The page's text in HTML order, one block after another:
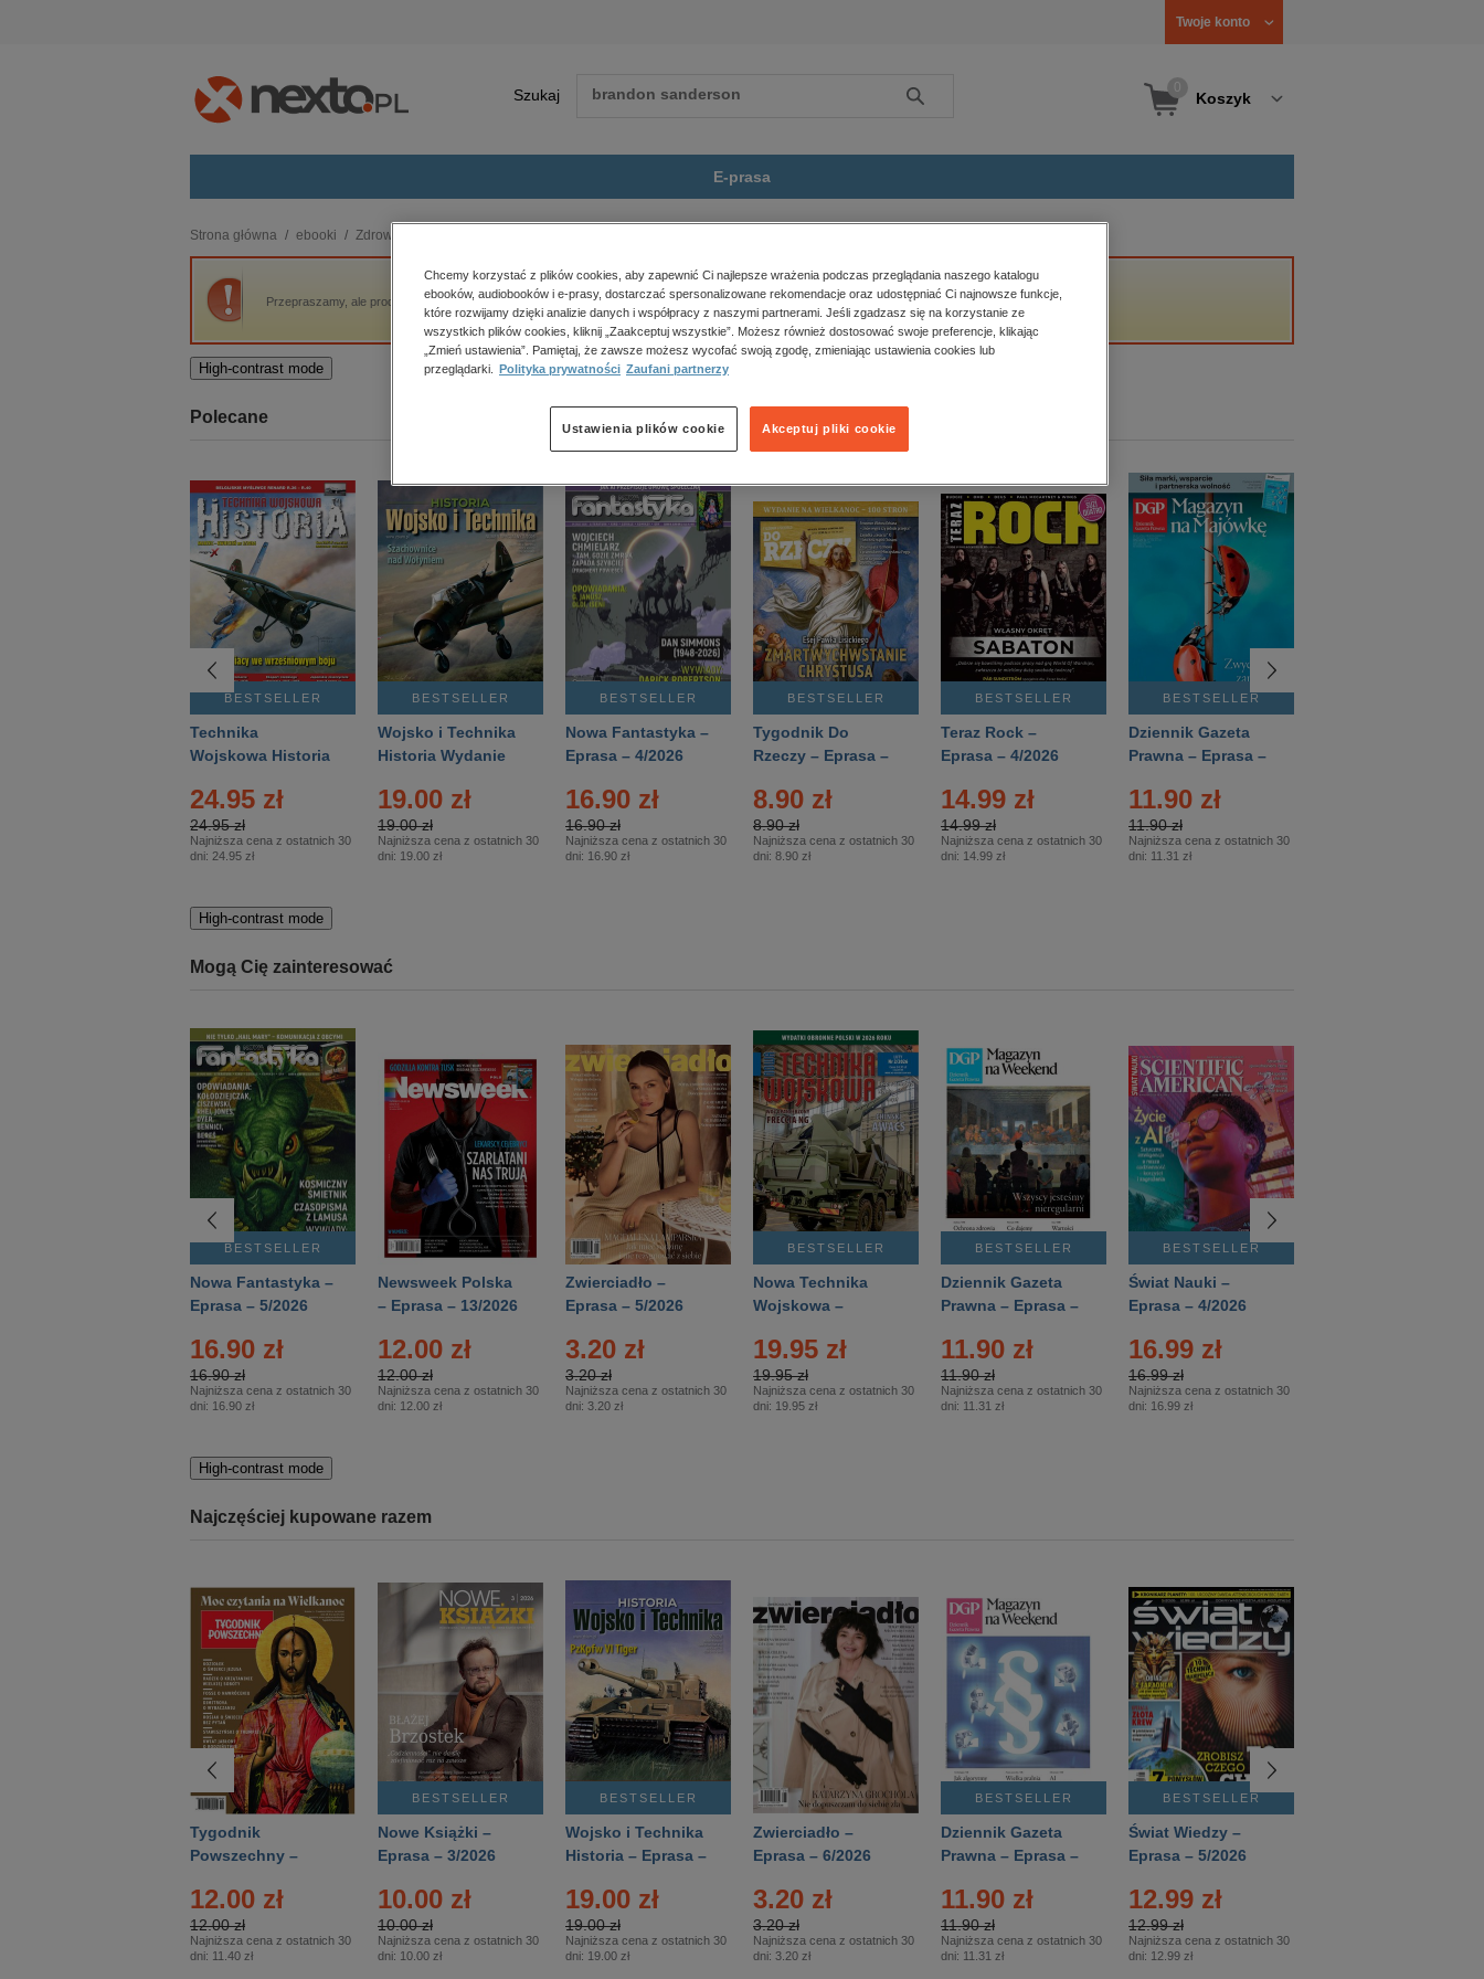
Twoje konto
Szukaj Szukaj Koszyk
E-prasa
budownictwo, aranżacja wnętrz
biznesowe, branżowe, gospodarka
darmowe wydania
edukacja
kobiece, lifestyle, kultura
polityka, społeczno-informacyjne
psychologiczne
inne
popularno-naukowe
historia
zdrowie
religie
Strona główna ebooki Zdrowie i uroda
Przepraszamy, ale produkt „Zdrowe dziecko w zgodzie z naturą” nie jest dostępny.
High-contrast mode
Polecane
BESTSELLER
Technika
Wojskowa Historia
24.95 zł
24.95 zł
Najniższa cena z ostatnich 30
dni: 24.95 zł
BESTSELLER
Wojsko i Technika
Historia Wydanie
– 2/2026
19.00 zł
19.00 zł
Najniższa cena z ostatnich 30
dni: 19.00 zł
BESTSELLER
Nowa Fantastyka –
Eprasa – 4/2026
16.90 zł
16.90 zł
Najniższa cena z ostatnich 30
dni: 16.90 zł
BESTSELLER
Tygodnik Do
Rzeczy – Eprasa –
8.90 zł
8.90 zł
Najniższa cena z ostatnich 30
dni: 8.90 zł
BESTSELLER
Teraz Rock –
Eprasa – 4/2026
14.99 zł
14.99 zł
Najniższa cena z ostatnich 30
dni: 14.99 zł
BESTSELLER
Dziennik Gazeta
Prawna – Eprasa –
11.90 zł
11.90 zł
Najniższa cena z ostatnich 30
dni: 11.31 zł
High-contrast mode
Mogą Cię zainteresować
BESTSELLER
Nowa Fantastyka –
Eprasa – 5/2026
16.90 zł
16.90 zł
Najniższa cena z ostatnich 30
dni: 16.90 zł
Newsweek Polska
– Eprasa – 13/2026
12.00 zł
12.00 zł
Najniższa cena z ostatnich 30
dni: 12.00 zł
Zwierciadło –
Eprasa – 5/2026
3.20 zł
3.20 zł
Najniższa cena z ostatnich 30
dni: 3.20 zł
BESTSELLER
Nowa Technika
Wojskowa –
19.95 zł
19.95 zł
Najniższa cena z ostatnich 30
dni: 19.95 zł
BESTSELLER
Dziennik Gazeta
Prawna – Eprasa –
11.90 zł
11.90 zł
Najniższa cena z ostatnich 30
dni: 11.31 zł
BESTSELLER
Świat Nauki –
Eprasa – 4/2026
16.99 zł
16.99 zł
Najniższa cena z ostatnich 30
dni: 16.99 zł
High-contrast mode
Najczęściej kupowane razem
Tygodnik
Powszechny –
12.00 zł
12.00 zł
Najniższa cena z ostatnich 30
dni: 11.40 zł
BESTSELLER
Nowe Książki –
Eprasa – 3/2026
10.00 zł
10.00 zł
Najniższa cena z ostatnich 30
dni: 10.00 zł
BESTSELLER
Wojsko i Technika
Historia – Eprasa –
19.00 zł
19.00 zł
Najniższa cena z ostatnich 30
dni: 19.00 zł
Zwierciadło –
Eprasa – 6/2026
3.20 zł
3.20 zł
Najniższa cena z ostatnich 30
dni: 3.20 zł
BESTSELLER
Dziennik Gazeta
Prawna – Eprasa –
11.90 zł
11.90 zł
Najniższa cena z ostatnich 30
dni: 11.31 zł
BESTSELLER
Świat Wiedzy –
Eprasa – 5/2026
12.99 zł
12.99 zł
Najniższa cena z ostatnich 30
dni: 12.99 zł
Chcemy korzystać z plików cookies, aby zapewnić Ci najlepsze wrażenia podczas przeglądania naszego katalogu
ebooków, audiobooków i e-prasy, dostarczać spersonalizowane rekomendacje oraz udostępniać Ci najnowsze funkcje,
które rozwijamy dzięki analizie danych i współpracy z naszymi partnerami. Jeśli zgadzasz się na korzystanie ze
wszystkich plików cookies, kliknij „Zaakceptuj wszystkie”. Możesz również dostosować swoje preferencje, klikając
„Zmień ustawienia”. Pamiętaj, że zawsze możesz wycofać swoją zgodę, zmieniając ustawienia cookies lub
przeglądarki.
Polityka prywatności Zaufani partnerzy
Akceptuj pliki cookie
Ustawienia plików cookie